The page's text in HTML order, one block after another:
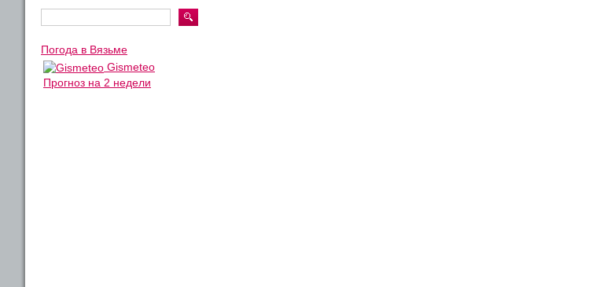
Погода в Вязьме
Gismeteo
Прогноз на 2 недели